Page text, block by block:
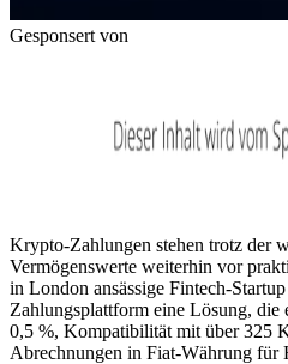
Gesponsert von
Krypto-Zahlungen stehen trotz der
Vermögenswerte weiterhin vor
in London ansässige Fintech-Startup
Zahlungsplattform eine Lösung, die
0,5 %, Kompatibilität mit über 325
Abrechnungen in Fiat-Währung für